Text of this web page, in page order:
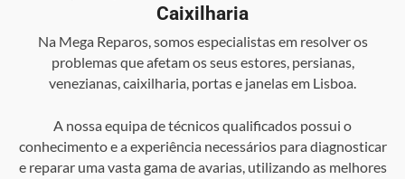
Caixilharia
Na Mega Reparos, somos especialistas em resolver os
problemas que afetam os seus estores, persianas,
venezianas, caixilharia, portas e janelas em Lisboa.
A nossa equipa de técnicos qualificados possui o
conhecimento e a experiência necessários para diagnosticar
e reparar uma vasta gama de avarias, utilizando as melhores